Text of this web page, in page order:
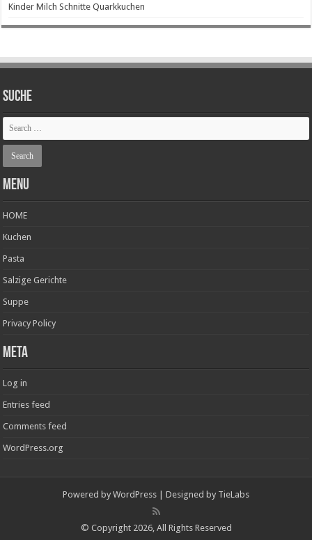
Kinder Milch Schnitte Quarkkuchen
SUCHE
Menu
HOME
Kuchen
Pasta
Salzige Gerichte
Suppe
Privacy Policy
Meta
Log in
Entries feed
Comments feed
WordPress.org
Powered by WordPress | Designed by TieLabs
© Copyright 2026, All Rights Reserved